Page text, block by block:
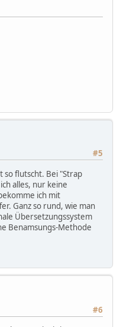
#5
so flutscht. Bei "Strap
alles, nur keine
ich mit
Ganz so rund, wie man
Übersetzungssystem
Benamsungs-Methode
#6